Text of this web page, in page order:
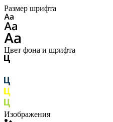
Размер шрифта
Цвет фона и шрифта
Изображения